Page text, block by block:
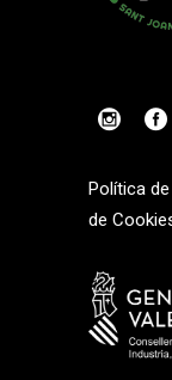
Política
de